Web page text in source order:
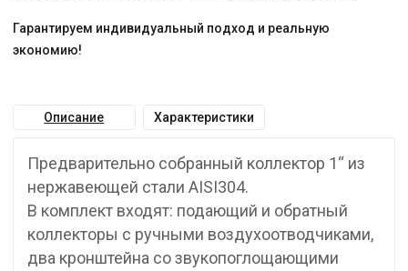
Гарантируем индивидуальный подход и реальную
экономию!
Описание Характеристики
Предварительно собранный коллектор 1“ из
нержавеющей стали AISI304.
В комплект входят: подающий и обратный
коллекторы с ручными воздухоотводчиками,
два кронштейна со звукопоглощающими